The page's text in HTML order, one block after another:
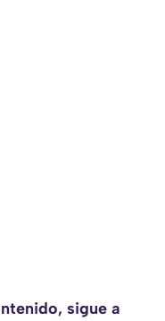
sigue a